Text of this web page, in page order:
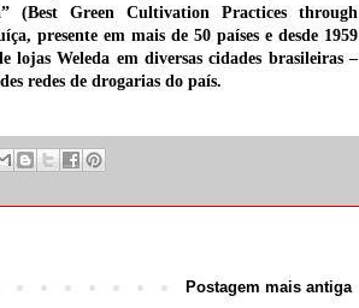
(Best Green Cultivation Practices through
presente em mais de 50 países e desde 1959
Weleda em diversas cidades brasileiras –
redes de drogarias do país.
Postagem mais antiga